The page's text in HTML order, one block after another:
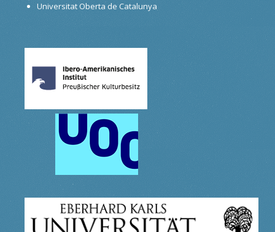
Universitat Oberta de Catalunya